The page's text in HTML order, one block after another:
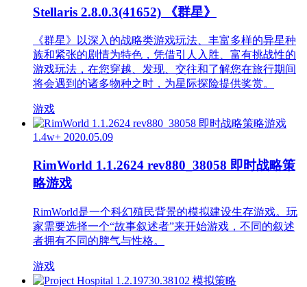
Stellaris 2.8.0.3(41652) 《群星》
《群星》以深入的战略类游戏玩法、丰富多样的异星种
族和紧张的剧情为特色，凭借引人入胜、富有挑战性的
游戏玩法，在您穿越、发现、交往和了解您在旅行期间
将会遇到的诸多物种之时，为星际探险提供奖赏。
游戏
1.4w+ 2020.05.09
RimWorld 1.1.2624 rev880_38058 即时战略策
略游戏
RimWorld是一个科幻殖民背景的模拟建设生存游戏。玩
家需要选择一个“故事叙述者”来开始游戏，不同的叙述
者拥有不同的脾气与性格。
游戏